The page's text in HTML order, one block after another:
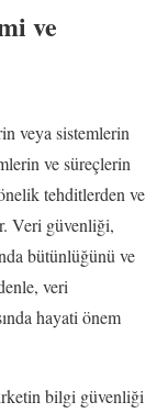
ve
veya sistemlerin
ve süreçlerin
tehditlerden ve
Veri güvenliği,
bütünlüğünü ve
veri
hayati önem
bilgi güvenliği